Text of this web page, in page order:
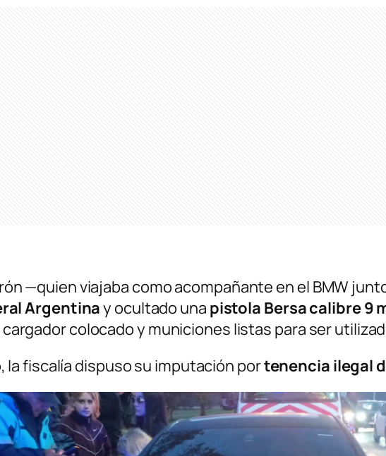
—quien viajaba como acompañante en el BMW
Argentinay ocultado una pistola Bersa calibre 9
colocado y municiones listas para ser
la fiscalía dispuso su imputación portenencia ilegal